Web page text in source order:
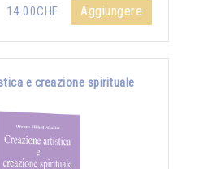
14.00CHF
Aggiungere
e creazione spirituale